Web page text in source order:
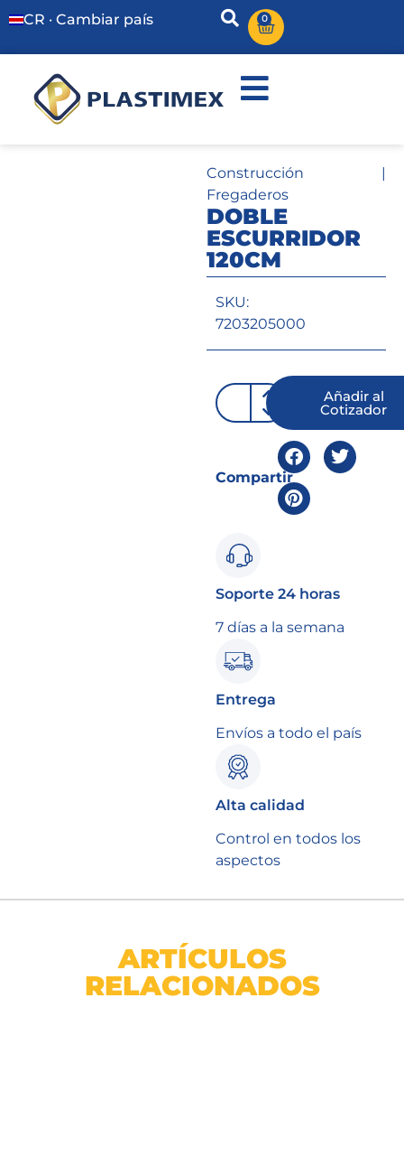
CR · Cambiar país 0
Construcción |
Fregaderos
DOBLE
ESCURRIDOR
120CM
SKU:
7203205000
Añadir al
Cotizador
Compartir
Soporte 24 horas
7 días a la semana
Entrega
Envíos a todo el país
Alta calidad
Control en todos los
aspectos
ARTÍCULOS
RELACIONADOS